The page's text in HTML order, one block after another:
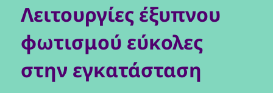
Λειτουργίες έξυπνου
φωτισμού εύκολες
στην εγκατάσταση